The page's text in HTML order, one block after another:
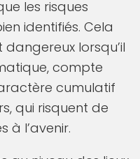
les risques
identifiés. Cela
lorsqu’il
compte
cumulatif
qui risquent de
à l’avenir.